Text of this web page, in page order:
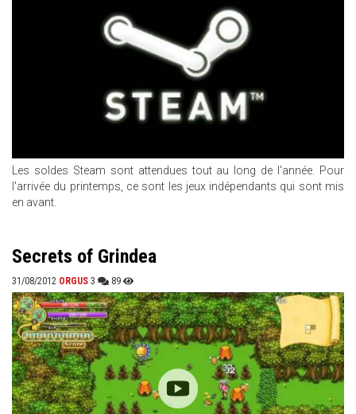
Les soldes Steam sont attendues tout au long de l'année. Pour
l'arrivée du printemps, ce sont les jeux indépendants qui sont mis
en avant.
Secrets of Grindea
31/08/2012 ORGUS 3 89